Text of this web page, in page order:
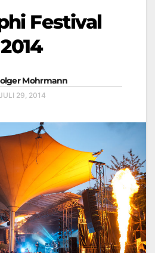
Festival
2014
Mohrmann
29, 2014